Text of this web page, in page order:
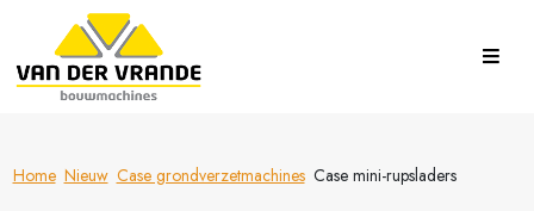
Home Nieuw Case grondverzetmachines Case mini-rupsladers